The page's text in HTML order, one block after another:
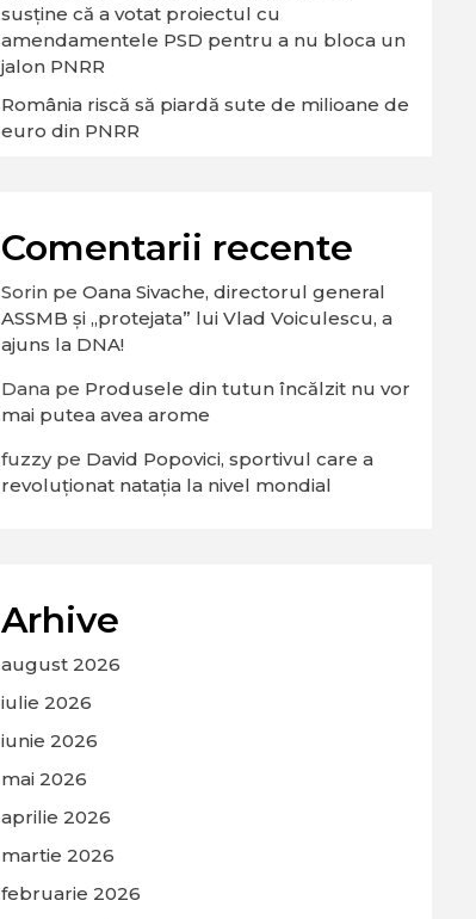
susține că a votat proiectul cu
amendamentele PSD pentru a nu bloca un
jalon PNRR
România riscă să piardă sute de milioane de
euro din PNRR
Comentarii recente
Sorin pe Oana Sivache, directorul general
ASSMB și „protejata” lui Vlad Voiculescu, a
ajuns la DNA!
Dana pe Produsele din tutun încălzit nu vor
mai putea avea arome
fuzzype David Popovici, sportivul care a
revoluționat natația la nivel mondial
Arhive
august 2026
iulie 2026
iunie 2026
mai 2026
aprilie 2026
martie 2026
februarie 2026